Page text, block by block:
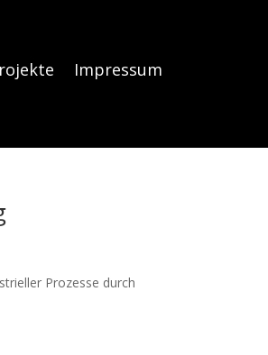
Impressum
Prozesse durch